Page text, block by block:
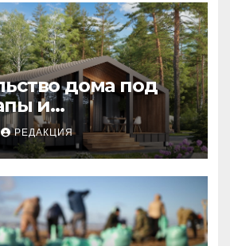
дома под
и
бюджета
РЕДАКЦИЯ